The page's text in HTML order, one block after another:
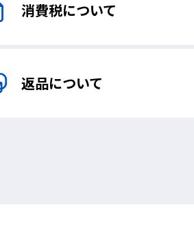
消費税について
返品について